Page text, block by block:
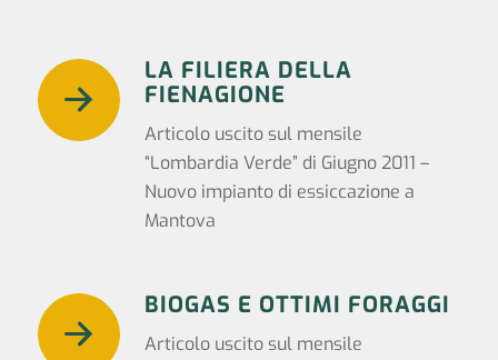
LA FILIERA DELLA
FIENAGIONE
Articolo uscito sul mensile
“Lombardia Verde” di Giugno 2011 –
Nuovo impianto di essiccazione a
Mantova
BIOGAS E OTTIMI FORAGGI
Articolo uscito sul mensile